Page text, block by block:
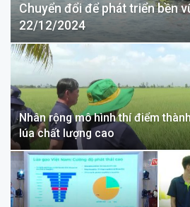
Chuyển đổi để phát triển bền
22/12/2024
Nhân rộng mô hình thí điểm
lúa chất lượng cao